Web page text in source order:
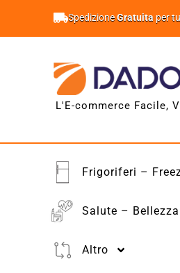
SpedizioneGratuita per
L'E-commerce Facile,
Frigoriferi –
Salute – Bellezza
Altro